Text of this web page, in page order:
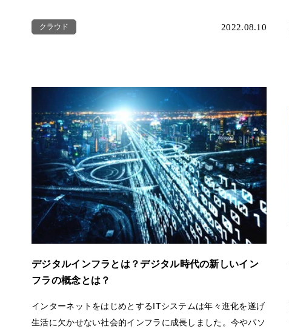
クラウド 2022.08.10
デジタルインフラとは？デジタル時代の新しいイン
フラの概念とは？
インターネットをはじめとするITシステムは年々進化を遂げ
生活に欠かせない社会的インフラに成長しました。今やパソ